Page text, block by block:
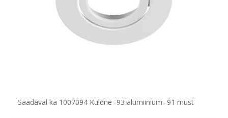
Saadaval ka 1007094 Kuldne -93 alumiinium -91 must